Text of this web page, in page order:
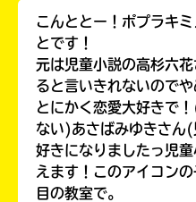
こんととー！ポプラキ
とです！
元は児童小説の高杉六
ると言いきれないのでや
とにかく恋愛大好きで
ない)あさばみゆきさん
好きになりましたっ児
えます！このアイコン
目の教室で。